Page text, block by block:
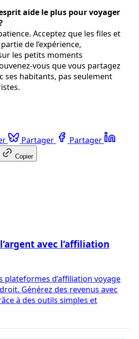
aide le plus pour voyager
Acceptez que les files et
de l’expérience,
les petits moments
vous que vous partagez
ses habitants, pas seulement
Partager
Partager
Copier
avec l’affiliation
plateformes d’affiliation voyage
Générez des revenus avec
à des outils simples et